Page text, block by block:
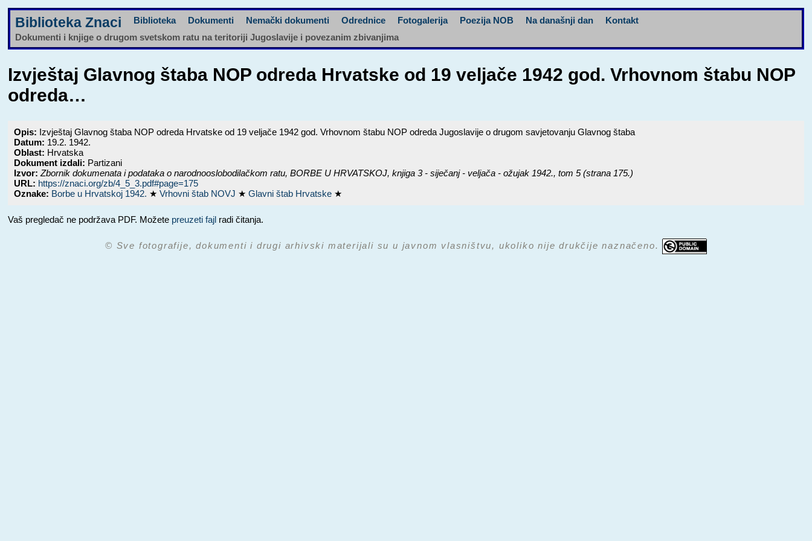
Biblioteka Znaci Biblioteka Dokumenti Nemački dokumenti Odrednice Fotogalerija Poezija NOB Na današnji dan
Kontakt
Dokumenti i knjige o drugom svetskom ratu na teritoriji Jugoslavije i povezanim zbivanjima
Izvještaj Glavnog štaba NOP odreda Hrvatske od 19 veljače 1942 god. Vrhovnom štabu NOP
odreda…
Opis: Izvještaj Glavnog štaba NOP odreda Hrvatske od 19 veljače 1942 god. Vrhovnom štabu NOP odreda Jugoslavije o drugom savjetovanju Glavnog štaba
Datum: 19.2. 1942.
Oblast: Hrvatska
Dokument izdali: Partizani
Izvor: Zbornik dokumenata i podataka o narodnooslobodilačkom ratu,BORBE U HRVATSKOJ, knjiga 3 - siječanj - veljača - ožujak 1942., tom 5 (strana 175.)
URL: https://znaci.org/zb/4_5_3.pdf#page=175
Oznake: Borbe u Hrvatskoj 1942. ★Vrhovni štab NOVJ ★Glavni štab Hrvatske ★
Vaš pregledač ne podržava PDF. Možete preuzeti fajl radi čitanja.
© Sve fotografije, dokumenti i drugi arhivski materijali su u javnom vlasništvu, ukoliko nije drukčije naznačeno.